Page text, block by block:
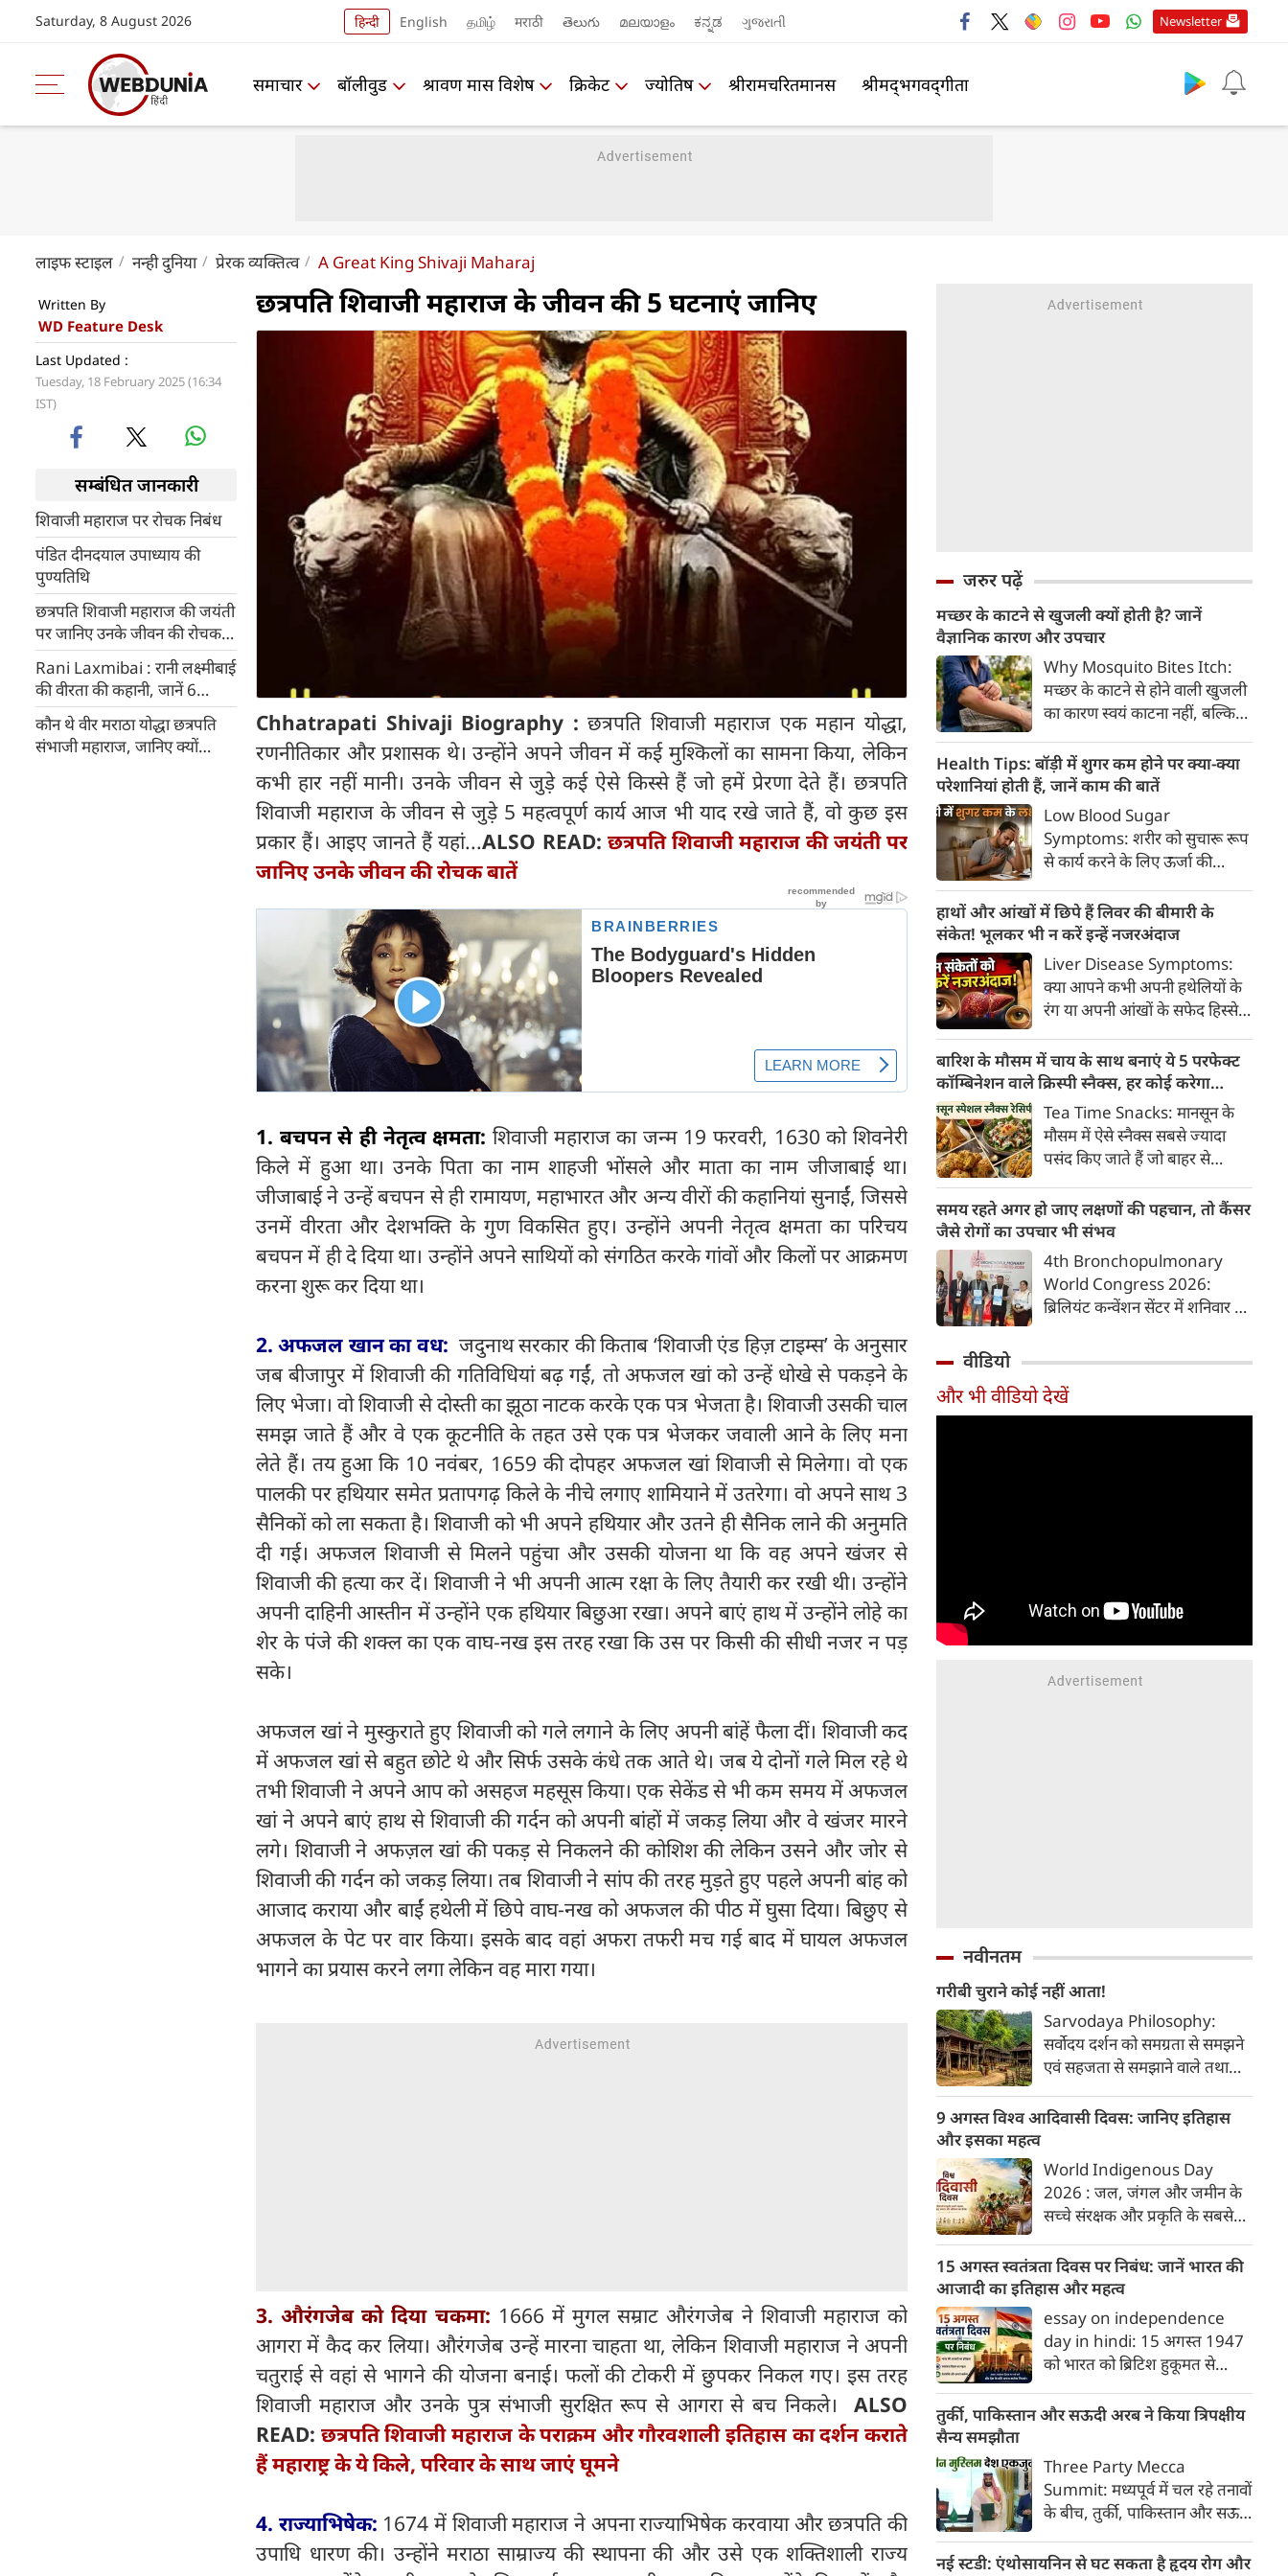
Saturday, 8 August 2026 हिन्दी English தமிழ் मराठी తెలుగు മലയാളം ಕನ್ನಡ ગુજરાતી Newsletter
समाचार बॉलीवुड श्रावण मास विशेष क्रिकेट ज्योतिष श्रीरामचरितमानस श्रीमद्‍भगवद्‍गीता
लाइफ स्‍टाइल नन्ही दुनिया प्रेरक व्यक्तित्व A Great King Shivaji Maharaj
Written By
WD Feature Desk
Last Updated :
Tuesday, 18 February 2025 (16:34
IST)
सम्बंधित जानकारी
शिवाजी महाराज पर रोचक निबंध
पंडित दीनदयाल उपाध्याय की
पुण्यतिथि
छत्रपति शिवाजी महाराज की जयंती
पर जानिए उनके जीवन की रोचक
बातें
Rani Laxmibai : रानी लक्ष्मीबाई
की वीरता की कहानी, जानें 6
अनसुनी बातें
कौन थे वीर मराठा योद्धा छत्रपति
संभाजी महाराज, जानिए क्यों
छत्रपति शिवाजी महाराज के जीवन की 5 घटनाएं जानिए
Chhatrapati Shivaji Biography :छत्रपति शिवाजी महाराज एक महान योद्धा,
रणनीतिकार और प्रशासक थे। उन्होंने अपने जीवन में कई मुश्किलों का सामना किया, लेकिन
कभी हार नहीं मानी। उनके जीवन से जुड़े कई ऐसे किस्से हैं जो हमें प्रेरणा देते हैं। छत्रपति
शिवाजी महाराज के जीवन से जुड़े 5 महत्वपूर्ण कार्य आज भी याद रखे जाते हैं, वो कुछ इस
प्रकार हैं। आइए जानते हैं यहां...ALSO READ: छत्रपति शिवाजी महाराज की जयंती पर
जानिए उनके जीवन की रोचक बातें
1. बचपन से ही नेतृत्व क्षमता: शिवाजी महाराज का जन्म 19 फरवरी, 1630 को शिवनेरी
किले में हुआ था। उनके पिता का नाम शाहजी भोंसले और माता का नाम जीजाबाई था।
जीजाबाई ने उन्हें बचपन से ही रामायण, महाभारत और अन्य वीरों की कहानियां सुनाईं, जिससे
उनमें वीरता और देशभक्ति के गुण विकसित हुए। उन्होंने अपनी नेतृत्व क्षमता का परिचय
बचपन में ही दे दिया था। उन्होंने अपने साथियों को संगठित करके गांवों और किलों पर आक्रमण
करना शुरू कर दिया था।
2. अफजल खान का वध: जदुनाथ सरकार की किताब ‘शिवाजी एंड हिज़ टाइम्स’ के अनुसार
जब बीजापुर में शिवाजी की गतिविधियां बढ़ गईं, तो अफजल खां को उन्हें धोखे से पकड़ने के
लिए भेजा। वो शिवाजी से दोस्ती का झूठा नाटक करके एक प‍त्र भेजता है। शिवाजी उसकी चाल
समझ जाते हैं और वे एक कूटनीति के तहत उसे एक पत्र‍ भेजकर जवाली आने के लिए मना
लेते हैं। तय हुआ कि 10 नवंबर, 1659 की दोपहर अफजल खां शिवाजी से मिलेगा। वो एक
पालकी पर हथियार समेत प्रतापगढ़ किले के नीचे लगाए शामियाने में उतरेगा। वो अपने साथ 3
सैनिकों को ला सकता है। शिवाजी को भी अपने हथियार और उतने ही सैनिक लाने की अनुमति
दी गई। अफजल शिवाजी से मिलने पहुंचा और उसकी योजना था कि वह अपने खंजर से
शिवाजी की हत्या कर दें। शिवाजी ने भी अपनी आत्म रक्षा के लिए तैयारी कर रखी थी। उन्होंने
अपनी दाहिनी आस्तीन में उन्होंने एक हथियार बिछुआ रखा। अपने बाएं हाथ में उन्होंने लोहे का
शेर के पंजे की शक्ल का एक वाघ-नख इस तरह रखा कि उस पर किसी की सीधी नजर न पड़
सके।
अफजल खां ने मुस्कुराते हुए शिवाजी को गले लगाने के लिए अपनी बांहें फैला दीं। शिवाजी कद
में अफजल खां से बहुत छोटे थे और सिर्फ उसके कंधे तक आते थे। जब ये दोनों गले मिल रहे थे
तभी शिवाजी ने अपने आप को असहज महसूस किया। एक सेकेंड से भी कम समय में अफजल
खां ने अपने बाएं हाथ से शिवाजी की गर्दन को अपनी बांहों में जकड़ लिया और वे खंजर मारने
लगे। शिवाजी ने अफज़ल खां की पकड़ से निकलने की कोशिश की लेकिन उसने और जोर से
शिवाजी की गर्दन को जकड़ लिया। तब शिवाजी ने सांप की तरह मुड़ते हुए पहले अपनी बांह को
आजाद कराया और बाईं हथेली में छिपे वाघ-नख को अफजल की पीठ में घुसा दिया। बिछुए से
अफजल के पेट पर वार किया। इसके बाद वहां अफरा तफरी मच गई बाद में घायल अफजल
भागने का प्रयास करने लगा लेकिन वह मारा गया।
3. औरंगजेब को दिया चकमा: 1666 में मुगल सम्राट औरंगजेब ने शिवाजी महाराज को
आगरा में कैद कर लिया। औरंगजेब उन्हें मारना चाहता था, लेकिन शिवाजी महाराज ने अपनी
चतुराई से वहां से भागने की योजना बनाई। फलों की टोकरी में छुपकर निकल गए। इस तरह
शिवाजी महाराज और उनके पुत्र संभाजी सुरक्षित रूप से आगरा से बच निकले। ALSO
READ: छत्रपति शिवाजी महाराज के पराक्रम और गौरवशाली इतिहास का दर्शन कराते
हैं महाराष्ट्र के ये किले, परिवार के साथ जाएं घूमने
4. राज्याभिषेक: 1674 में शिवाजी महाराज ने अपना राज्याभिषेक करवाया और छत्रपति की
उपाधि धारण की। उन्होंने मराठा साम्राज्य की स्थापना की और उसे एक शक्तिशाली राज्य
जरुर पढ़ें
मच्छर के काटने से खुजली क्यों होती है? जानें
वैज्ञानिक कारण और उपचार
Why Mosquito Bites Itch:
मच्छर के काटने से होने वाली खुजली
का कारण स्वयं काटना नहीं, बल्कि
प्रतिरक्षा प्रतिक्रिया है। हिस्टामिन के
निकलने से त्वचा पर लालिमा, सूजन
और खुजली होती है। यहां जानिए
मच्छर के काटने से खुजली क्यों होती
है, इसके पीछे का वैज्ञानिक कारण
क्या है, हिस्टामिन की क्या भूमिका
होती है और खुजली से राहत पाने के
प्रभावी घरेलू व चिकित्सीय उपाय।
Health Tips: बॉड़ी में शुगर कम होने पर क्या-क्या
परेशानियां होती हैं, जानें काम की बातें
Low Blood Sugar
Symptoms: शरीर को सुचारू रूप
से कार्य करने के लिए ऊर्जा की
का प्रमुख स्रोत ग्लूकोज यानी ब्लड
शुगर है। जब शरीर में ब्लड शुगर का
स्तर सामान्य से कम हो जाता है, तो
इस स्थिति को हाइपोग्लाइसीमिया
(Hypoglycemia) कहा जाता है।
ब्लड शुगर कम होने पर शरीर तुरंत
संकेत देना शुरू कर देता है।
हाथों और आंखों में छिपे हैं लिवर की बीमारी के
संकेत! भूलकर भी न करें इन्हें नजरअंदाज
Liver Disease Symptoms:
क्या आपने कभी अपनी हथेलियों के
रंग या अपनी आंखों के सफेद हिस्से
अक्सर हम हलकी लालिमा या आंखों
के पीलेपन को थकान समझकर टाल
देते हैं। लेकिन शरीर के ये छोटे-छोटे
बदलाव असल में एक बहुत बड़ी
चेतावनी हो सकते हैं।
बारिश के मौसम में चाय के साथ बनाएं ये 5 परफेक्ट
कॉम्बिनेशन वाले क्रिस्पी स्नैक्स, हर कोई करेगा
तारीफ
Tea Time Snacks: मानसून के
मौसम में ऐसे स्नैक्स सबसे ज्यादा
पसंद किए जाते हैं जो बाहर से
लाजवाब हों। यहां आपके लिये प्रस्तुत
हैं पकौड़ों से लेकर कॉर्न फ्रिटर्स तक
के कई मसालेदार स्नैक्स की ऐसी
रेसिपीज, जिन्हें आप घर पर कम
समय में आसानी से तैयार कर सकते
हैं।
समय रहते अगर हो जाए लक्षणों की पहचान, तो कैंसर
जैसे रोगों का उपचार भी संभव
4th Bronchopulmonary
World Congress 2026:
ब्रिलियंट कन्वेंशन सेंटर में शनिवार से
विदेश से आए पल्मोनोलॉजिस्ट,
क्रिटिकल केयर विशेषज्ञ, थोरासिक
(रजिस्ट्रेशन) कराया है।
वीडियो
और भी वीडियो देखें
नवीनतम
गरीबी चुराने कोई नहीं आता!
Sarvodaya Philosophy:
सर्वोदय दर्शन को समग्रता से समझने
एवं सहजता से समझाने वाले तथा
धर्माधिकारी अपने संस्मरणों को
कहते हैं कि एक बार आदिवासियों के
एक गांव में जाने का मौका हुआ।
9 अगस्त विश्व आदिवासी दिवस: जानिए इतिहास
और इसका महत्व
World Indigenous Day
2026 : जल, जंगल और जमीन के
सच्चे संरक्षक और प्रकृति के सबसे
उनके अधिकारों और योगदान को
सम्मानित करने के लिए हर साल 9
अगस्त को विश्व आदिवासी दिवस
(World Indigenous Day)
मनाया जाता है। संयुक्त राष्ट्र महासभा
ने दिसंबर 1994 में इसे मनाने की
घोषणा की थी। साल 1982 में जिनेवा
में संयुक्त राष्ट्र की आदिवासी आबादी
थी, जिसकी याद में यह दिन तय किया
गया।
15 अगस्त स्वतंत्रता दिवस पर निबंध: जानें भारत की
आजादी का इतिहास और महत्व
essay on independence
day in hindi: 15 अगस्त 1947
को भारत को ब्रिटिश हुकूमत से
दिन जहाँ स्वतंत्रता का उल्लास लेकर
के गहरे जख्म और दर्द का भी सामना
करना पड़ा। इस दर्द के बावजूद,
भारतीयों ने अपने अतीत को भुलाकर
एक नए भारत के निर्माण का संकल्प
लिया और वैश्विक पटल पर देश की
एक मजबूत पहचान गढ़ी। आइए,
तुर्की, पाकिस्तान और सऊदी अरब ने किया त्रिपक्षीय
सैन्य समझौता
Three Party Mecca
Summit: मध्यपूर्व में चल रहे तनावों
के बीच, तुर्की, पाकिस्तान और सऊदी
हस्ताक्षर किए हैं, जिसके अनुसार
नई स्टडी: एंथोसायनिन से घट सकता है हृदय रोग और